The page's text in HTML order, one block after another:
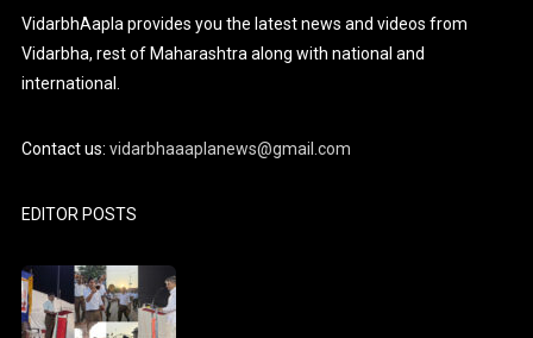
VidarbhAapla provides you the latest news and videos from
Vidarbha, rest of Maharashtra along with national and
international.
Contact us:vidarbhaaaplanews@gmail.com
EDITOR POSTS